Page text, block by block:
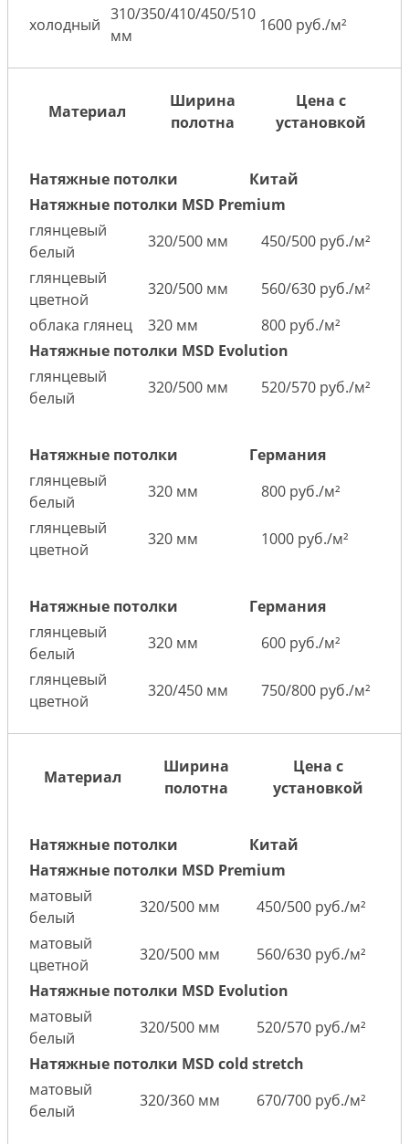
холодный
310/350/410/450/510
мм
1600 руб./м²
Материал
Ширина
полотна
Цена с
установкой
Натяжные потолки
Китай
Натяжные потолки MSD Premium
глянцевый
белый
320/500 мм
450/500 руб./м²
глянцевый
цветной
320/500 мм
560/630 руб./м²
облака глянец
320 мм
800 руб./м²
Натяжные потолки MSD Evolution
глянцевый
белый
320/500 мм 520/570 руб./м²
Натяжные потолки
Германия
глянцевый
белый
320 мм
800 руб./м²
глянцевый
цветной
320 мм 1000 руб./м²
Натяжные потолки
Германия
глянцевый
белый
320 мм
600 руб./м²
глянцевый
цветной
320/450 мм 750/800 руб./м²
Материал
Ширина
полотна
Цена с
установкой
Натяжные потолки
Китай
Натяжные потолки MSD Premium
матовый
белый
320/500 мм
450/500 руб./м²
матовый
цветной
320/500 мм
560/630 руб./м²
Натяжные потолки MSD Evolution
матовый
белый
320/500 мм
520/570 руб./м²
Натяжные потолки MSD cold stretch
матовый
белый
320/360 мм 670/700 руб./м²